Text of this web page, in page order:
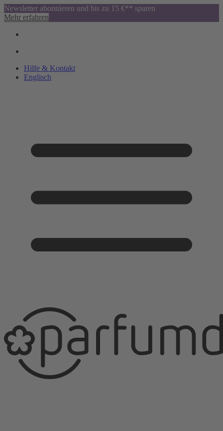
Newsletter abonnieren und bis zu 15 €** sparen
Mehr erfahren
Hilfe & Kontakt
Englisch